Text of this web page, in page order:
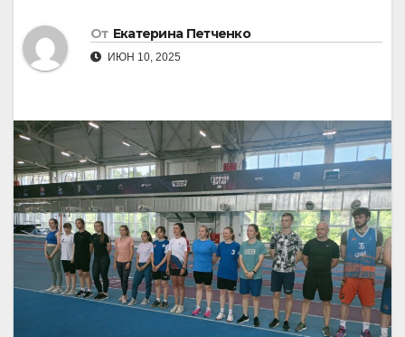
От Екатерина Петченко
ИЮН 10, 2025